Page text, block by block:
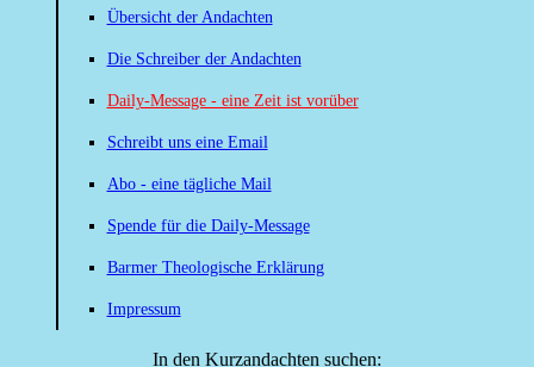
Übersicht der Andachten
Die Schreiber der Andachten
Daily-Message - eine Zeit ist vorüber
Schreibt uns eine Email
Abo - eine tägliche Mail
Spende für die Daily-Message
Barmer Theologische Erklärung
Impressum
In den Kurzandachten suchen: